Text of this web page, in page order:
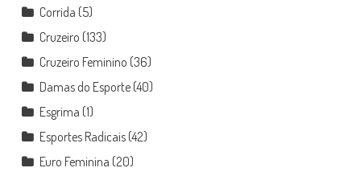
Corrida (5)
Cruzeiro (133)
Cruzeiro Feminino (36)
Damas do Esporte(40)
Esgrima (1)
Esportes Radicais(42)
Euro Feminina (20)